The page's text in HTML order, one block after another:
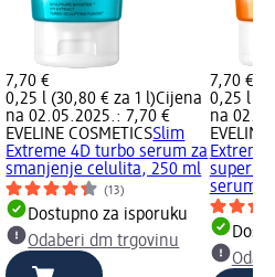
7,70 €
0,25 l (30,80 € za 1 l)Cijena
na 02.05.2025.: 7,70 €
EVELINE COSMETICSSlim
Extreme 4D turbo serum za
smanjenje celulita, 250 ml
(13)
Dostupno za isporuku
Odaberi dm trgovinu
7,70 €
0,25 l
na
EVELINE
Extreme